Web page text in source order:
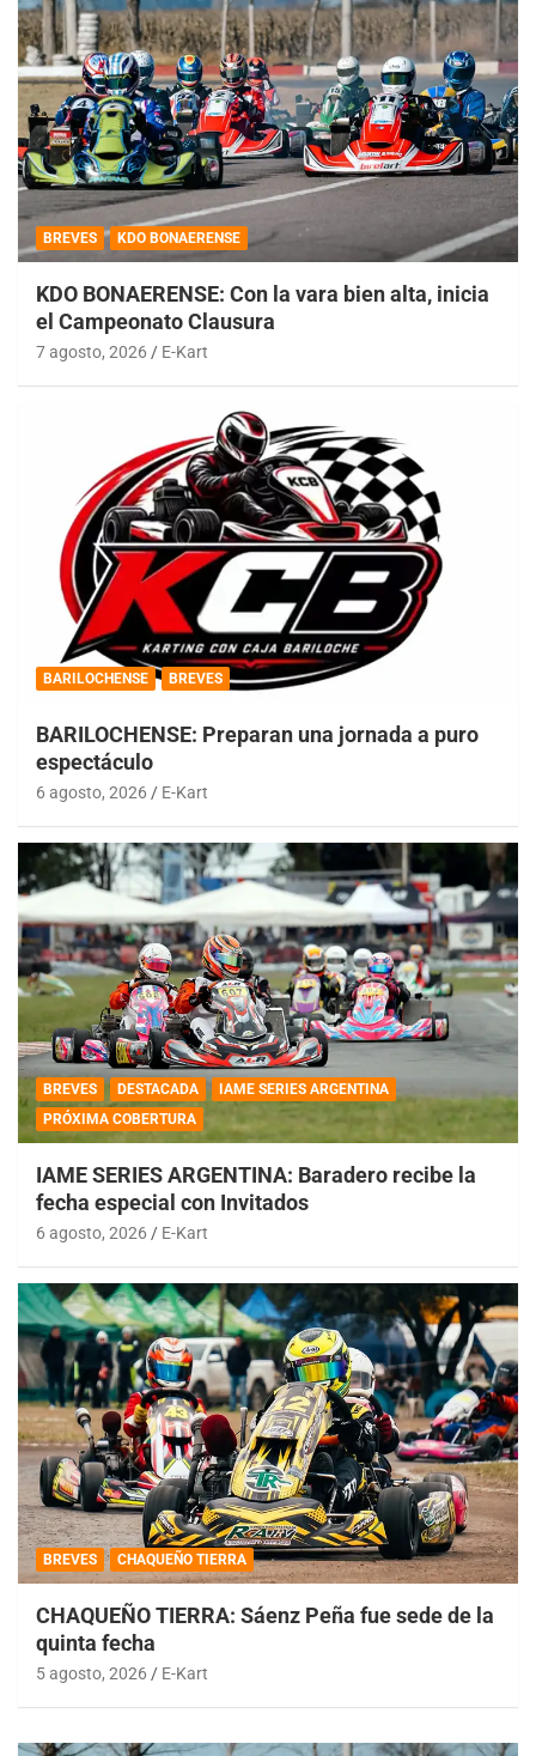
BREVES KDO BONAERENSE
KDO BONAERENSE: Con la vara bien alta, inicia
el Campeonato Clausura
7 agosto, 2026 E-Kart
BARILOCHENSE BREVES
BARILOCHENSE: Preparan una jornada a puro
espectáculo
6 agosto, 2026 E-Kart
BREVES DESTACADA
IAME SERIES ARGENTINA
PRÓXIMA COBERTURA
IAME SERIES ARGENTINA: Baradero recibe la
fecha especial con Invitados
6 agosto, 2026 E-Kart
BREVES CHAQUEÑO TIERRA
CHAQUEÑO TIERRA: Sáenz Peña fue sede de la
quinta fecha
5 agosto, 2026 E-Kart